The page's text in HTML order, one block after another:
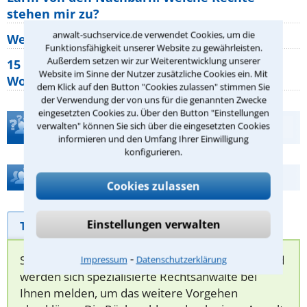
anwalt-suchservice.de verwendet Cookies, um die
Funktionsfähigkeit unserer Website zu gewährleisten.
Außerdem setzen wir zur Weiterentwicklung unserer
Website im Sinne der Nutzer zusätzliche Cookies ein. Mit
dem Klick auf den Button "Cookies zulassen" stimmen Sie
der Verwendung der von uns für die genannten Zwecke
eingesetzten Cookies zu. Über den Button "Einstellungen
verwalten" können Sie sich über die eingesetzten Cookies
informieren und den Umfang Ihrer Einwilligung
konfigurieren.
Cookies zulassen
Einstellungen verwalten
Impressum ⁃ Datenschutzerklärung
stehen mir zu?
Wer muss Zweitwohnungssteuer zahlen?
15 elementare Rechte, die jeder
Wohnungseigentümer kennen sollte
Teste Dein Rechtswissen
Hilfe bei Ihrer Anwaltsuche?
Telefonhilfe Beratungsanfrage
Sie können hier Ihren Fall schildern. Anschließend
werden sich spezialisierte Rechtsanwälte bei
Ihnen melden, um das weitere Vorgehen